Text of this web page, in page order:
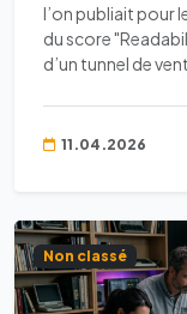
l’on publiait pour
du score
d’un tunnel de
11.04.2026
Non classé